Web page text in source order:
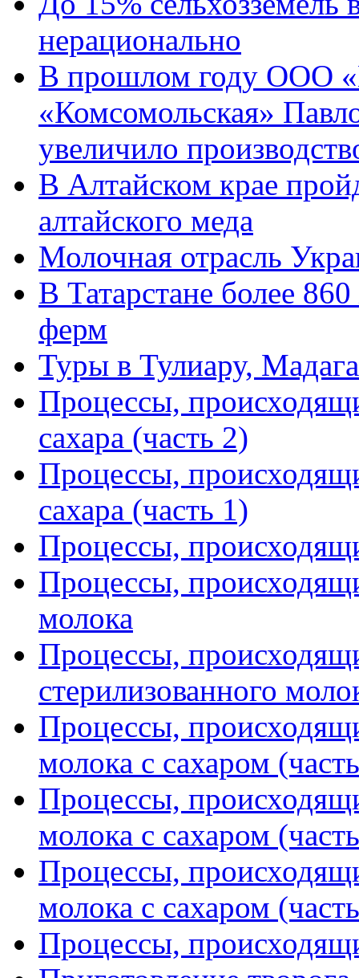
нерационально
В прошлом году ООО
«Комсомольская»
увеличило
В Алтайском крае
алтайского меда
Молочная отрасль
В Татарстане более
ферм
Туры в Тулиару,
Процессы,
сахара (часть 2)
Процессы,
сахара (часть 1)
Процессы,
Процессы,
молока
Процессы,
стерилизованного
Процессы,
молока с сахаром
Процессы,
молока с сахаром
Процессы,
молока с сахаром
Процессы,